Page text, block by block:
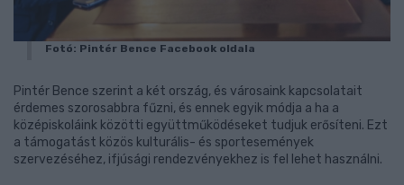
Fotó: Pintér Bence Facebook oldala
Pintér Bence szerint a két ország, és városaink kapcsolatait
érdemes szorosabbra fűzni, és ennek egyik módja a ha a
középiskoláink közötti együttműködéseket tudjuk erősíteni. Ezt
a támogatást közös kulturális- és sportesemények
szervezéséhez, ifjúsági rendezvényekhez is fel lehet használni.